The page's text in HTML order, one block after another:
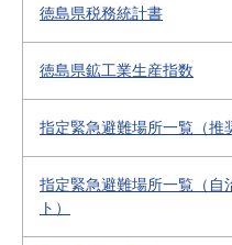
徳島県税務統計書
徳島県鉱工業生産指数
指定緊急避難場所一覧（推
指定緊急避難場所一覧（自
ト）